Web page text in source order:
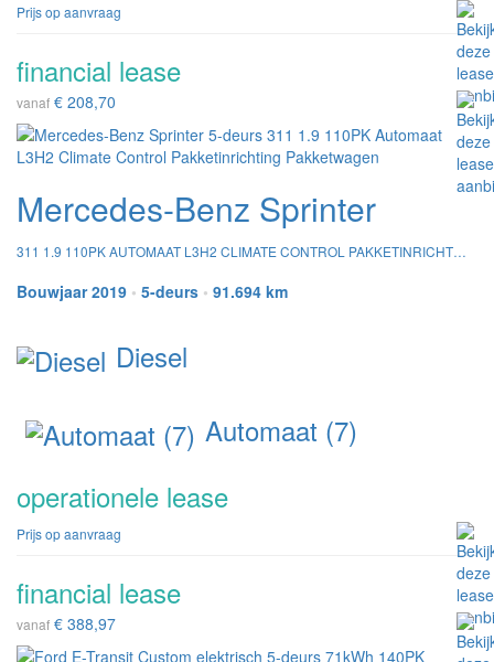
Prijs op aanvraag
financial lease
vanaf € 208,70
Mercedes-Benz Sprinter
311 1.9 110PK AUTOMAAT L3H2 CLIMATE CONTROL PAKKETINRICHTING PAKKETWAGEN
Bouwjaar 2019 • 5-deurs • 91.694 km
Diesel
Automaat (7)
operationele lease
Prijs op aanvraag
financial lease
vanaf € 388,97